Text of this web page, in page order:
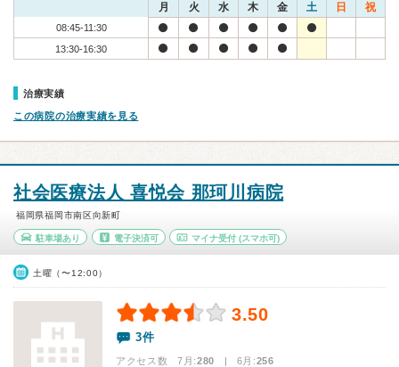
月 火 水 木 金 土 日 祝
08:45-11:30
13:30-16:30
治療実績
この病院の治療実績を見る
社会医療法人 喜悦会 那珂川病院
福岡県福岡市南区向新町
駐車場あり 電子決済可 マイナ受付 (スマホ可)
土曜（〜12:00）
3.50
3件
アクセス数 7月:280 | 6月:256